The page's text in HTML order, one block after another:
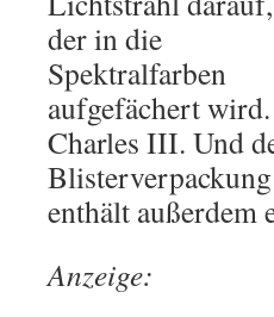
der in die
Spektralfarben
aufgefächert
Charles III. Und
enthält außerdem
Anzeige: